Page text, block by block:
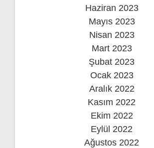
Haziran 2023
Mayıs 2023
Nisan 2023
Mart 2023
Şubat 2023
Ocak 2023
Aralık 2022
Kasım 2022
Ekim 2022
Eylül 2022
Ağustos 2022